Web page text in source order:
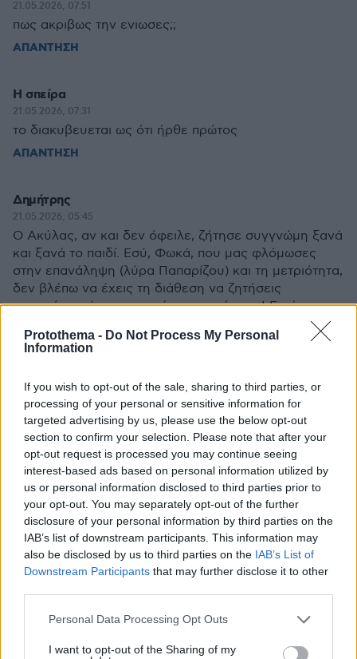
Protothema - Do Not Process My Personal
Information
If you wish to opt-out of the sale, sharing to third parties, or
processing of your personal or sensitive information for
targeted advertising by us, please use the below opt-out
section to confirm your selection. Please note that after your
opt-out request is processed you may continue seeing
interest-based ads based on personal information utilized by
us or personal information disclosed to third parties prior to
your opt-out. You may separately opt-out of the further
disclosure of your personal information by third parties on the
IAB’s list of downstream participants. This information may
also be disclosed by us to third parties on the IAB’s List of
Downstream Participants that may further disclose it to other
Please note that this website/app uses one or more Google
not limited to your visit or usage behaviour. You may click to
Personal Data Processing Opt Outs
I want to opt-out of the Sharing of my
21.05.2026, 07:51
πως ακριβως την ενιωσες;;
ΑΠΑΝΤΗΣΗ
Η σπείρα
21.05.2026, 07:31
το διακυβευεται ως ότι ήρθε πρώτος
ΑΠΑΝΤΗΣΗ
Δημήτρης
21.05.2026, 05:45
Ο Ακύλας, αν και δεν όφειλε, ζήτησε συγγνώμη ξανά
και ξανά το παιδί. Εσύ, Φωκά, που μας φλόμωσες
στην επανάληψη (λύρα Παπαρίζου) και τη μετριότητα,
δεν βλέπω να έχεις τη διάθεση να ζητήσεις
συγγνώμη ούτε για τα μάτια του κόσμου! Εκείνο το
παιδί που εμφανίστηκε μέσα σε ένα δωμάτιο ντυμένο
στο μαύρα, με ένα ιδιαίτερο τραγούδι και δική του
επαναλήψεις. Ήδη από τον ελληνικό τελικό είχαν
χτυπήσει καμπανάκια ότι αυτό που παρουσιάστηκε
ήταν μέτριο και άνευρο για ένα τόσο ιδιαίτερο και
δυναμικό τραγούδι που είχε ξεπεράσει στο
Γιουτιούμπ ήδη τις 4 εκατομμύρια προβολές. Κι αυτή
τη μετριότητα του ελληνικού τελικού την φορτώσατε
ακόμα περισσότερο και εξαφανίσατε ό,τι δημιουργικό
και ιδιαίτερο είχε αυτό το τραγούδι. Κύριε
Ευαγγελινέ, σας ευχαριστούμε για όσα έχετε κάνει
μέχρι τώρα αλλά είναι καιρός, μετά από 25 χρόνια, να
παραδώσετε τη σκυτάλη σε πιο νέους και
αστοχίες σας! Αφήστε και κανέναν άλλο να δείξει το